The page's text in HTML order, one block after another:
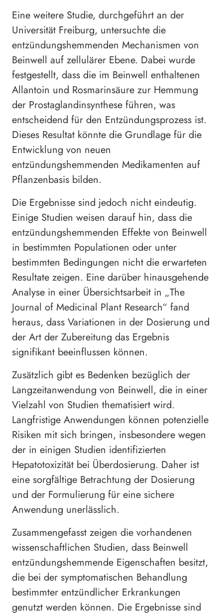
Eine weitere Studie, durchgeführt an der
Universität Freiburg, untersuchte die
entzündungshemmenden Mechanismen von
Beinwell auf zellulärer Ebene. Dabei wurde
festgestellt, dass die im Beinwell enthaltenen
Allantoin und Rosmarinsäure zur Hemmung
der Prostaglandinsynthese führen, was
entscheidend für den Entzündungsprozess ist.
Dieses Resultat könnte die Grundlage für die
Entwicklung von neuen
entzündungshemmenden Medikamenten auf
Pflanzenbasis bilden.
Die Ergebnisse sind jedoch nicht eindeutig.
Einige Studien weisen darauf hin, dass die
entzündungshemmenden Effekte von Beinwell
in bestimmten Populationen oder unter
bestimmten Bedingungen nicht die erwarteten
Resultate zeigen. Eine darüber hinausgehende
Analyse in einer Übersichtsarbeit in „The
Journal of Medicinal Plant Research“ fand
heraus, dass Variationen in der Dosierung und
der Art der Zubereitung das Ergebnis
signifikant beeinflussen können.
Zusätzlich gibt es Bedenken bezüglich der
Langzeitanwendung von Beinwell, die in einer
Vielzahl von Studien thematisiert wird.
Langfristige Anwendungen können potenzielle
Risiken mit sich bringen, insbesondere wegen
der in einigen Studien identifizierten
Hepatotoxizität bei Überdosierung. Daher ist
eine sorgfältige Betrachtung der Dosierung
und der Formulierung für eine sichere
Anwendung unerlässlich.
Zusammengefasst zeigen die vorhandenen
wissenschaftlichen Studien, dass Beinwell
entzündungshemmende Eigenschaften besitzt,
die bei der symptomatischen Behandlung
bestimmter entzündlicher Erkrankungen
genutzt werden können. Die Ergebnisse sind